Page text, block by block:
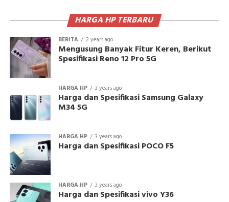
HARGA HP TERBARU
BERITA 2 years ago
Mengusung Banyak Fitur Keren, Berikut
Spesifikasi Reno 12 Pro 5G
HARGA HP 3 years ago
Harga dan Spesifikasi Samsung Galaxy
M34 5G
HARGA HP 3 years ago
Harga dan Spesifikasi POCO F5
HARGA HP 3 years ago
Harga dan Spesifikasi vivo Y36